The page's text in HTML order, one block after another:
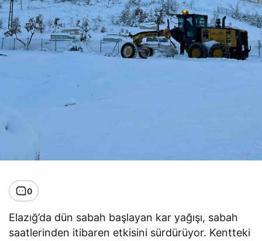
0
Elazığ’da dün sabah başlayan kar yağışı, sabah
saatlerinden itibaren etkisini sürdürüyor. Kentteki